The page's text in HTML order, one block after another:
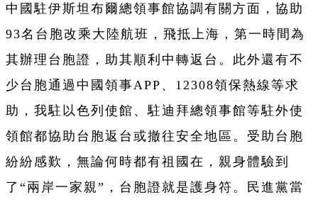
中國駐伊斯坦布爾總領事館協調有關方面，協助
93名台胞改乘大陸航班，飛抵上海，第一時間為
其辦理台胞證，助其順利中轉返台。此外還有不
少台胞通過中國領事APP、12308領保熱線等求
助，我駐以色列使館、駐迪拜總領事館等駐外使
領館都協助台胞返台或撤往安全地區。受助台胞
紛紛感歎，無論何時都有祖國在，親身體驗到
了“兩岸一家親”，台胞證就是護身符。民進黨當